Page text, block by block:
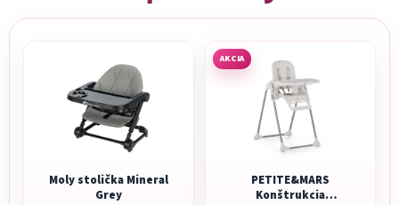
Moly stolička Mineral
Grey
AKCIA
PETITE&MARS
Konštrukcia